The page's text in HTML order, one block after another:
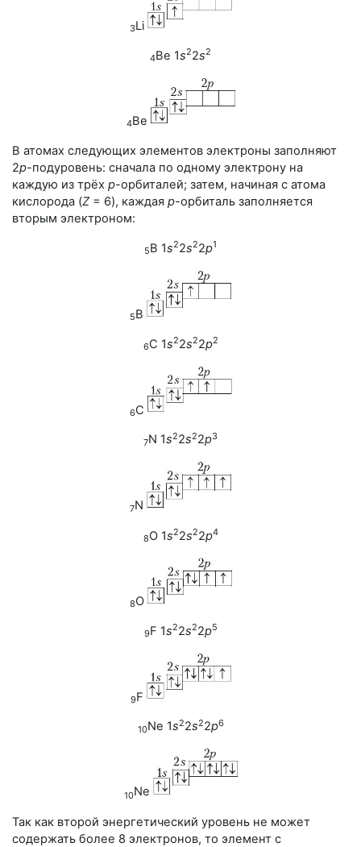
3Li
4Be 1s22s2
4Be
В атомах следующих элементов электроны заполняют
2p-подуровень: сначала по одному электрону на
каждую из трёх р-орбиталей; затем, начиная с атома
кислорода (Z= 6), каждая р-орбиталь заполняется
вторым электроном:
5B 1s22s22p1
5B
6C 1s22s22p2
6C
7N 1s22s22p3
7N
8O 1s22s22p4
8O
9F 1s22s22p5
9F
10Ne 1s22s22p6
10Ne
Так как второй энергетический уровень не может
содержать более 8 электронов, то элемент с